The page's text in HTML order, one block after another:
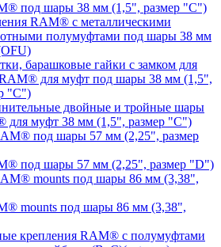
под шары 38 мм (1,5", размер "C")
RAM® с металлическими
полумуфтами под шары 38 мм
барашковые гайки с замком для
для муфт под шары 38 мм (1,5",
"C")
двойные и тройные шары
для муфт 38 мм (1,5", размер "C")
под шары 57 мм (2,25", размер "D")
mounts под шары 86 мм (3,38",